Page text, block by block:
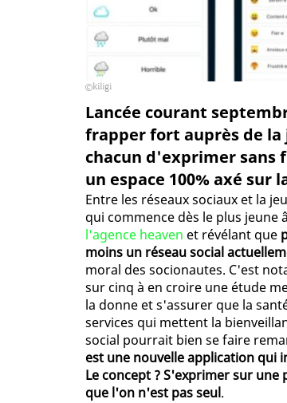
kiligi
Lancée courant
frapper fort auprès de
chacun d'exprimer sans
un espace 100% axé sur
Entre les réseaux sociaux et la
qui commence dès le plus jeune
l'agence heaven et révélant que
moins un réseau social
moral des socionautes. C'est
sur cinq à en croire une étude
la donne et s'assurer que la
services qui mettent la
social pourrait bien se faire
est une nouvelle application qui
Le concept ? S'exprimer sur
que l'on n'est pas seul.